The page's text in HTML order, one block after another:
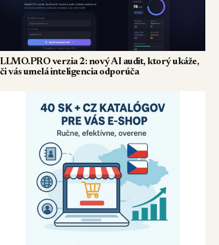
LLMO.PRO verzia 2: nový AI audit, ktorý ukáže,
či vás umelá inteligencia odporúča